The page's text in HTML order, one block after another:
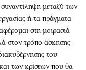
στην ''Κ''
μεταξύ των
ή τα πράγματα
στη μοιρασιά
στον τρόπο άσκησης
του
των κρίσεων που θα